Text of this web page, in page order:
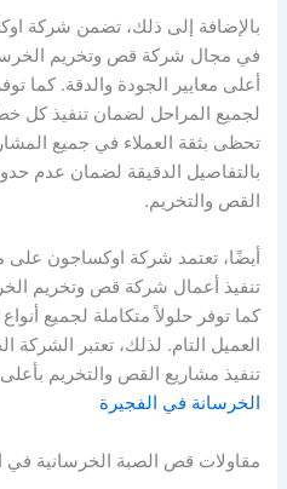
بالإضافة إلى ذلك، تضمن شركة
في مجال شركة قص وتخريم
أعلى معايير الجودة والدقة. كما
لجميع المراحل لضمان تنفيذ كل
تحظى بثقة العملاء في جميع
بالتفاصيل الدقيقة لضمان عدم
القص والتخريم.
أيضًا، تعتمد شركة اوكساجون
تنفيذ أعمال شركة قص وتخريم
كما توفر حلولاً متكاملة لجميع
العميل التام. لذلك، تعتبر
تنفيذ مشاريع القص والتخريم
الخرسانة في الفجيرة
مقاولات قص الصبة الخرسانية في